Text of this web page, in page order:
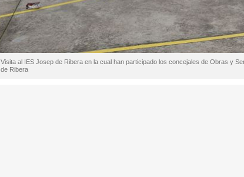
Visita al IES Josep de Ribera en la cual han participado los concejales de Obras y
de Ribera